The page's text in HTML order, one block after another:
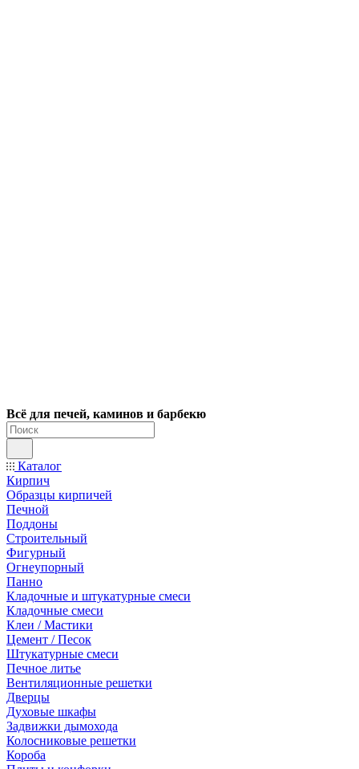
Всё для печей, каминов и барбекю
Каталог
Кирпич
Образцы кирпичей
Печной
Поддоны
Строительный
Фигурный
Огнеупорный
Панно
Кладочные и штукатурные смеси
Кладочные смеси
Клеи / Мастики
Цемент / Песок
Штукатурные смеси
Печное литье
Вентиляционные решетки
Дверцы
Духовые шкафы
Задвижки дымохода
Колосниковые решетки
Короба